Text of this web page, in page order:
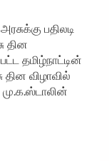
பதிலடி
தின
தமிழ்நாட்டின்
விழாவில்